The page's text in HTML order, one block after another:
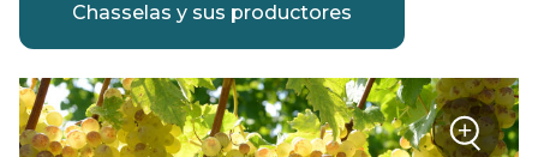
Chasselas y sus productores
+